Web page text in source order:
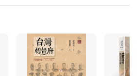
是取自我喜歡的詩人張錯先生的
醉心』料理〉中的字句，詩人張
人能及，刻骨銘心，體會甚深。
先後住過現合併成筑波市的櫻
，但是，這輩子最難忘的歲月是
都歲月，以及出國留學前南港舊